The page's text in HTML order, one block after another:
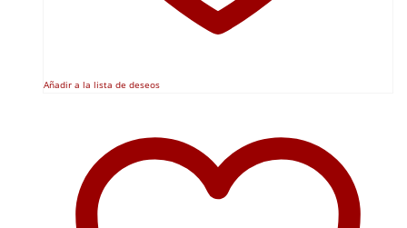
Añadir a la lista de deseos